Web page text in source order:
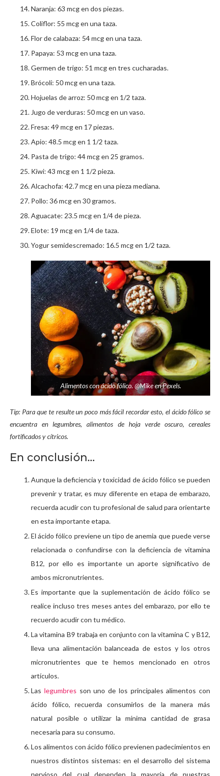
Naranja: 63 mcg en dos piezas.
Coliflor: 55 mcg en una taza.
Flor de calabaza: 54 mcg en una taza.
Papaya: 53 mcg en una taza.
Germen de trigo: 51 mcg en tres cucharadas.
Brócoli: 50 mcg en una taza.
Hojuelas de arroz: 50 mcg en 1/2 taza.
Jugo de verduras: 50 mcg en un vaso.
Fresa: 49 mcg en 17 piezas.
Apio: 48.5 mcg en 1 1/2 taza.
Pasta de trigo: 44 mcg en 25 gramos.
Kiwi: 43 mcg en 1 1/2 pieza.
Alcachofa: 42.7 mcg en una pieza mediana.
Pollo: 36 mcg en 30 gramos.
Aguacate: 23.5 mcg en 1/4 de pieza.
Elote: 19 mcg en 1/4 de taza.
Yogur semidescremado: 16.5 mcg en 1/2 taza.
Alimentos con ácido fólico. @Mike en Pexels.
Tip: Para que te resulte un poco más fácil recordar esto, el ácido fólico se
encuentra en legumbres, alimentos de hoja verde oscuro, cereales
fortificados ycítricos.
En conclusión…
Aunque la deficiencia y toxicidad de ácido fólico se pueden
prevenir y tratar, es muy diferente en etapa de embarazo,
recuerda acudir con tu profesional de salud para orientarte
en esta importante etapa.
El ácido fólico previene un tipo de anemia que puede verse
relacionada o confundirse con la deficiencia de vitamina
B12, por ello es importante un aporte significativo de
ambos micronutrientes.
Es importante que la suplementación de ácido fólico se
realice incluso tres meses antes del embarazo, por ello te
recuerdo acudir con tu médico.
La vitamina B9 trabaja en conjunto con la vitamina C y B12,
lleva una alimentación balanceada de estos y los otros
micronutrientes que te hemos mencionado en otros
artículos.
Las legumbres son uno de los principales alimentos con
ácido fólico, recuerda consumirlos de la manera más
natural posible o utilizar la mínima cantidad de grasa
necesaria para su consumo.
Los alimentos con ácido fólico previenen padecimientos en
nuestros distintos sistemas: en el desarrollo del sistema